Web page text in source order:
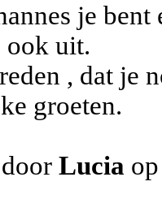
je
ook uit.
, dat je
groeten.
Lucia